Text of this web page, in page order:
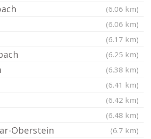
(6.06 km)
(6.06 km)
(6.17 km)
(6.25 km)
(6.38 km)
(6.41 km)
(6.42 km)
(6.48 km)
Oberstein (6.7 km)